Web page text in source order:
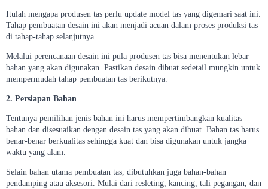
Itulah mengapa produsen tas perlu update model tas yang digemari saat ini.
Tahap pembuatan desain ini akan menjadi acuan dalam proses produksi tas
di tahap-tahap selanjutnya.
Melalui perencanaan desain ini pula produsen tas bisa menentukan lebar
bahan yang akan digunakan. Pastikan desain dibuat sedetail mungkin untuk
mempermudah tahap pembuatan tas berikutnya.
2. Persiapan Bahan
Tentunya pemilihan jenis bahan ini harus mempertimbangkan kualitas
bahan dan disesuaikan dengan desain tas yang akan dibuat. Bahan tas harus
benar-benar berkualitas sehingga kuat dan bisa digunakan untuk jangka
waktu yang alam.
Selain bahan utama pembuatan tas, dibutuhkan juga bahan-bahan
pendamping atau aksesori. Mulai dari resleting, kancing, tali pegangan, dan